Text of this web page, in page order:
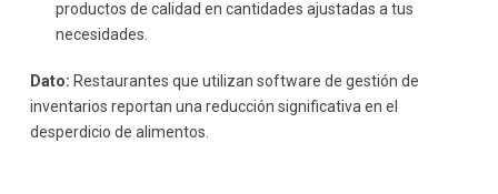
productos de calidad en cantidades ajustadas a tus
necesidades.
Dato: Restaurantes que utilizan software de gestión de
inventarios reportan una reducción significativa en el
desperdicio de alimentos.